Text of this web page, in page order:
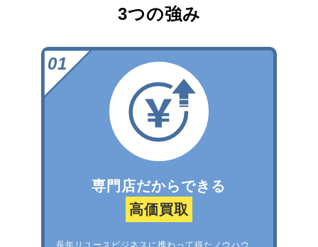
3つの強み
専門店だからできる
高価買取